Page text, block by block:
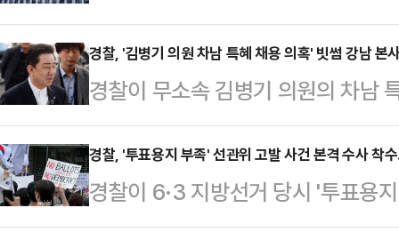
직선거법 위반 혐의 …
차량을 전도시킨 혐의를 받는다.이
상을 입고 병원으로 옮겨졌다. 운
입고 병원에서 치료를 받고 있다.A
자 부모의 소유…
시위에 출동한 경찰관들을 '외국 경
물에 대해 허위 사실 유포를 자제해
청은 이날 언론 공지를 통해 "일부
에서 근무하는 경찰관을 대상으로 '
억측과 개인의 명예를 훼손하는 게
에서 직무를 수행하는 대한민국 경
지키…
경찰, '김병기 의원 차남 특혜 채용 의혹' 빗썸 강남 본
경찰이 무소속 김병기 의원의 차남
빗썸 본사을 압수수색했다.8일 경
대는 이날 오전 서울 강남구에 소재
가로 압수수색하고 있다. 이번 압
원은 이 회사에 차남 채용을 청탁하
경찰, '투표용지 부족' 선관위 고발 사건 본격 수사 착
경찰이 6·3 지방선거 당시 '투표용
리위원장 등 선관위 관계자를 고발